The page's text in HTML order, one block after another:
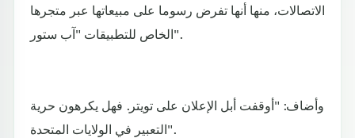
الاتصالات، منها أنها تفرض رسوما على مبيعاتها عبر متجرها
الخاص للتطبيقات "آب ستور".
وأضاف: "أوقفت أبل الإعلان على تويتر. فهل يكرهون حرية
التعبير في الولايات المتحدة".